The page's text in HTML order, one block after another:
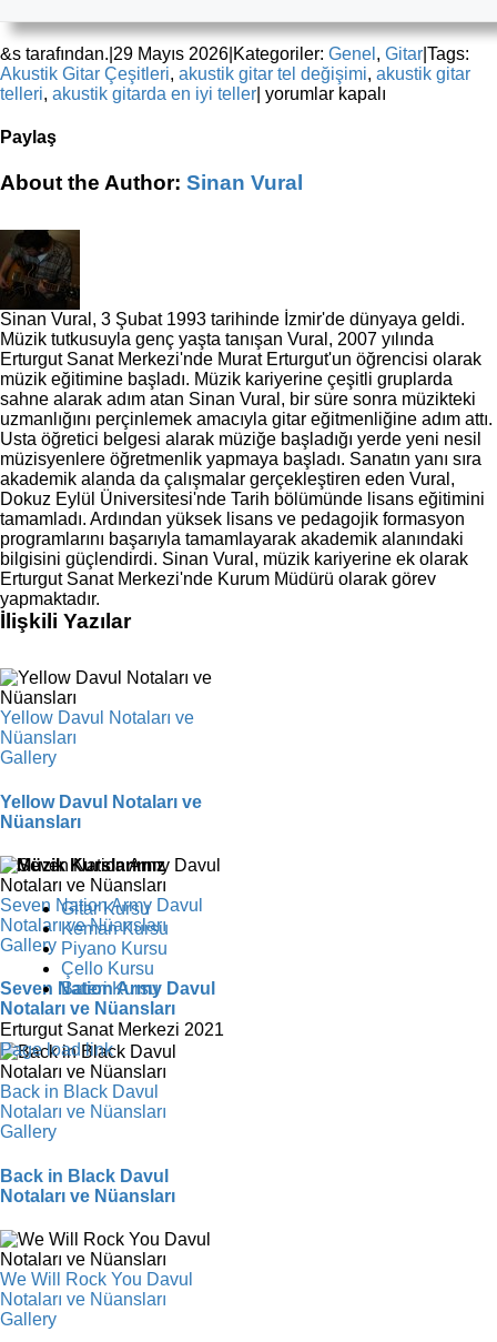
&s tarafından. 29 Mayıs 2026 Kategoriler: Genel , Gitar Tags:
Akustik Gitar Çeşitleri, akustik gitar tel değişimi, akustik gitar
telleri, akustik gitarda en iyi teller Gitarda
Nasıldır?
için
yorumlar kapalı
Paylaş
Facebook
X
Reddit
LinkedIn
WhatsApp
Tumblr
Pinterest
Vk
E-
About the Author: Sinan Vural
Sinan Vural, 3 Şubat 1993 tarihinde İzmir'de dünyaya geldi.
Müzik tutkusuyla genç yaşta tanışan Vural, 2007 yılında
Erturgut Sanat Merkezi'nde Murat Erturgut'un öğrencisi olarak
müzik eğitimine başladı. Müzik kariyerine çeşitli gruplarda
sahne alarak adım atan Sinan Vural, bir süre sonra müzikteki
uzmanlığını perçinlemek amacıyla gitar eğitmenliğine adım attı.
Usta öğretici belgesi alarak müziğe başladığı yerde yeni nesil
müzisyenlere öğretmenlik yapmaya başladı. Sanatın yanı sıra
akademik alanda da çalışmalar gerçekleştiren eden Vural,
Dokuz Eylül Üniversitesi'nde Tarih bölümünde lisans eğitimini
tamamladı. Ardından yüksek lisans ve pedagojik formasyon
programlarını başarıyla tamamlayarak akademik alanındaki
bilgisini güçlendirdi. Sinan Vural, müzik kariyerine ek olarak
Erturgut Sanat Merkezi'nde Kurum Müdürü olarak görev
yapmaktadır.
İlişkili Yazılar
Yellow Davul Notaları ve
Nüansları
Gallery
Yellow Davul Notaları ve
Nüansları
Seven Nation Army Davul
Notaları ve Nüansları
Gallery
Seven Nation Army Davul
Notaları ve Nüansları
Back in Black Davul
Notaları ve Nüansları
Gallery
Back in Black Davul
Notaları ve Nüansları
We Will Rock You Davul
Notaları ve Nüansları
Gallery
Müzik Kurslarımız
Gitar Kursu
Keman Kursu
Piyano Kursu
Çello Kursu
Bateri Kursu
Erturgut Sanat Merkezi 2021
Facebook
Instagram
X
YouTube
Page load link